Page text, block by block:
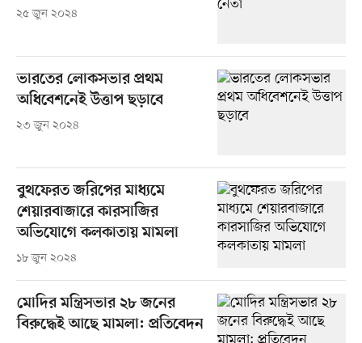
২৫ জুন ২০২৪
ভারতের লোকসভার প্রথম
অধিবেশনেই উত্তাপ ছড়াবে
২৩ জুন ২০২৪
বুথফেরত জরিপের মাধ্যমে
শেয়ারবাজারে কারসাজির
অভিযোগে কলকাতায় মামলা
১৮ জুন ২০২৪
মোদির মন্ত্রিসভার ২৮ জনের
বিরুদ্ধেই আছে মামলা: প্রতিবেদন